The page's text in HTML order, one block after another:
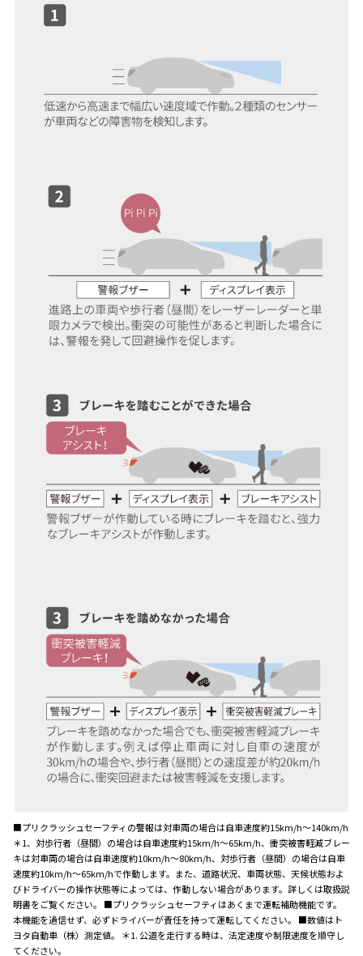
■プリクラッシュセーフティの警報は対車両の場合は自車速度約15km/h～140km/h
＊1、対歩行者（昼間）の場合は自車速度約15km/h～65km/h、衝突被害軽減ブレー
キは対車両の場合は自車速度約10km/h～80km/h、対歩行者（昼間）の場合は自車
速度約10km/h～65km/hで作動します。また、道路状況、車両状態、天候状態およ
びドライバーの操作状態等によっては、作動しない場合があります。詳しくは取扱説
明書をご覧ください。 ■プリクラッシュセーフティはあくまで運転補助機能です。
本機能を過信せず、必ずドライバーが責任を持って運転してください。 ■数値はト
ヨタ自動車（株）測定値。 ＊1. 公道を走行する時は、法定速度や制限速度を順守し
てください。